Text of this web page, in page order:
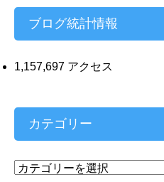
ス
ブログ統計情報
1,157,697 アクセス
カテゴリー
カ